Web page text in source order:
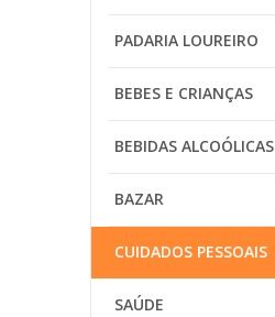
PADARIA LOUREIRO
BEBES E CRIANÇAS
BEBIDAS ALCOÓLICAS
BAZAR
CUIDADOS PESSOAIS
SAÚDE